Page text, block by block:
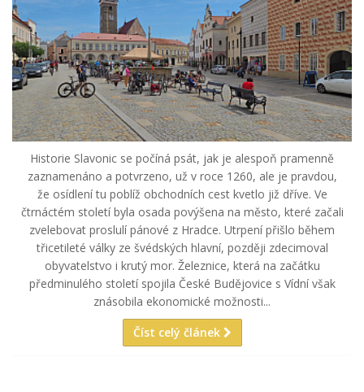
Historie Slavonic se počíná psát, jak je alespoň pramenně
zaznamenáno a potvrzeno, už v roce 1260, ale je pravdou,
že osídlení tu poblíž obchodních cest kvetlo již dříve. Ve
čtrnáctém století byla osada povýšena na město, které začali
zvelebovat proslulí pánové z Hradce. Utrpení přišlo během
třicetileté války ze švédských hlavní, později zdecimoval
obyvatelstvo i krutý mor. Železnice, která na začátku
předminulého století spojila České Budějovice s Vídní však
znásobila ekonomické možnosti...
Číst celý článek